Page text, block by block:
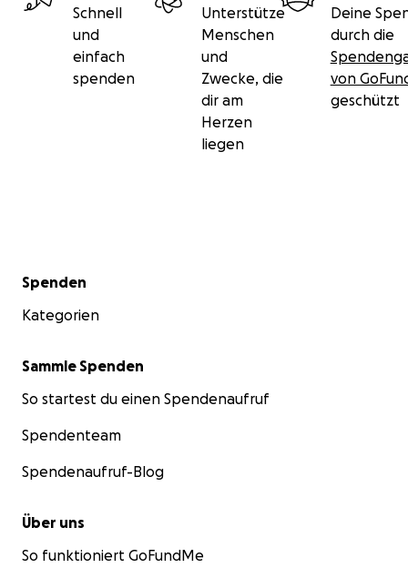
Schnell
und
einfach
spenden
Unterstütze
Menschen
und
Zwecke, die
dir am
Herzen
liegen
Deine
durch die
von
geschützt
Sekundärmenü
Spenden
Kategorien
Sammle Spenden
So startest du einen Spendenaufruf
Spendenteam
Spendenaufruf-Blog
Über uns
So funktioniert GoFundMe